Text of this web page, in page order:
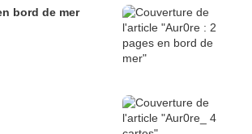
bord de mer